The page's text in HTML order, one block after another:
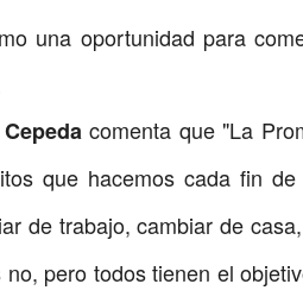
una oportunidad para
comenta que "La
que hacemos cada fin
de trabajo, cambiar de
pero todos tienen el